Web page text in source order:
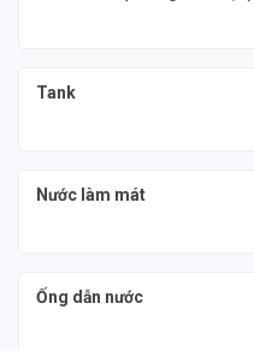
Tank
Nước làm mát
Ống dẫn nước